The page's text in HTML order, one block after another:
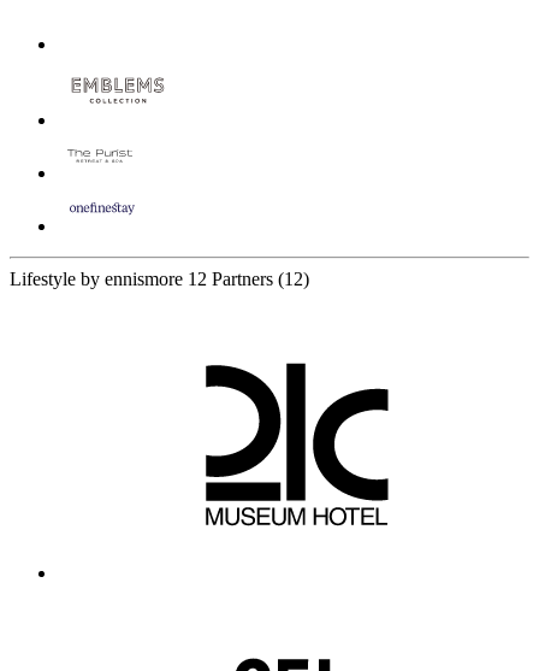
Lifestyle by ennismore 12 Partners (12)